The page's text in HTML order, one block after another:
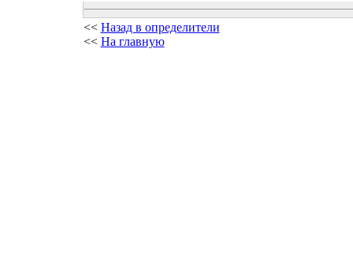
<< Назад в определители
<< На главную